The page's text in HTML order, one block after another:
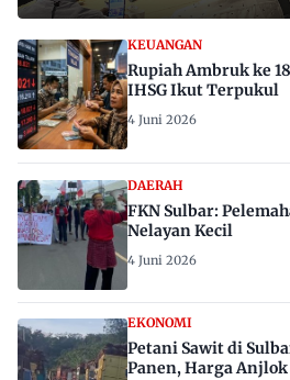
KEUANGAN
Rupiah Ambruk ke
IHSG Ikut Terpukul
4 Juni 2026
DAERAH
FKN Sulbar:
Nelayan Kecil
4 Juni 2026
EKONOMI
Petani Sawit di
Panen, Harga